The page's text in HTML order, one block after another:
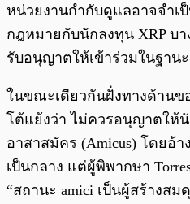
หน่วยงานกำกับดูแลอาจจำเ
กฎหมายกับนักลงทุน XRP บ
รับอนุญาตให้เข้าร่วมในฐานะ
ในขณะเดียวกันฝั่งทางด้านข
โต้แย้งว่า ไม่ควรอนุญาตให้
อาสาสมัคร (Amicus) โดยอ้
เป็นกลาง แต่ผู้พิพากษา
“สถานะ amici เป็นผู้สร้างส